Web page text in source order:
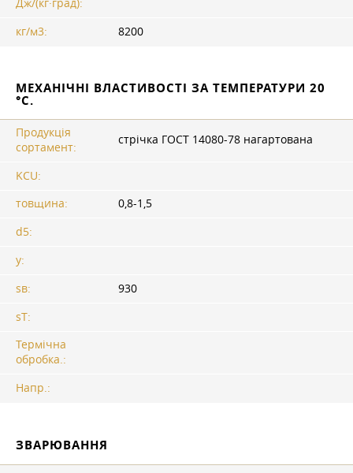
Дж/(кг·град):
кг/м3:
8200
МЕХАНІЧНІ ВЛАСТИВОСТІ ЗА ТЕМПЕРАТУРИ 20
°C.
Продукція
сортамент:
стрічка ГОСТ 14080-78 нагартована
KCU:
товщина:
0,8-1,5
d5:
y:
sв:
930
sT:
Термічна
обробка.:
Напр.:
ЗВАРЮВАННЯ